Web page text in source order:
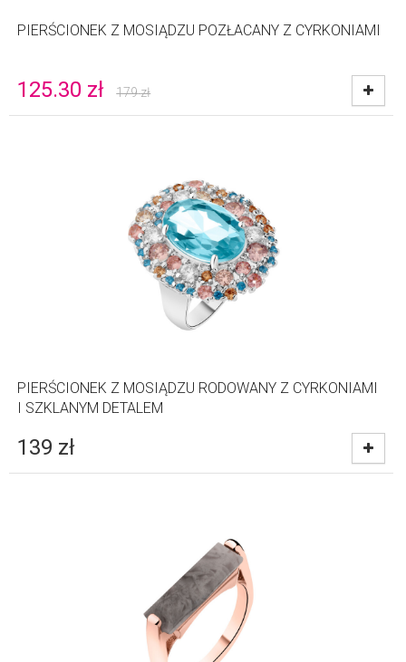
PIERŚCIONEK Z MOSIĄDZU POZŁACANY Z CYRKONIAMI
125.30 zł 179zł
PIERŚCIONEK Z MOSIĄDZU RODOWANY Z CYRKONIAMI
I SZKLANYM DETALEM
139 zł